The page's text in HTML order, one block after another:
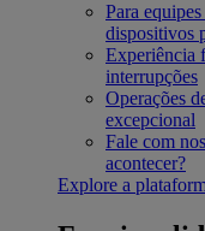
Para
dispositivos
Experiência
interrupções
Operações
excepcional
Fale com
acontecer?
Explore a